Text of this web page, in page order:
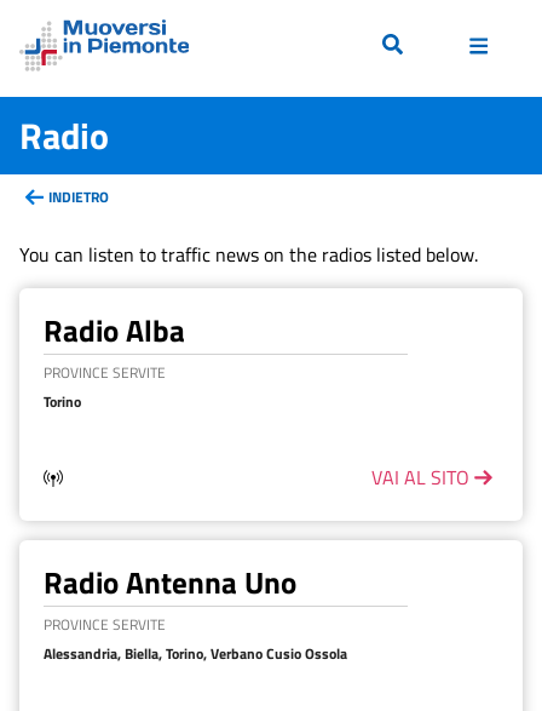
Radio
INDIETRO
You can listen to traffic news on the radios listed below.
Radio Alba
PROVINCE SERVITE
Torino
VAI AL SITO
Radio Antenna Uno
PROVINCE SERVITE
Alessandria, Biella, Torino, Verbano Cusio Ossola